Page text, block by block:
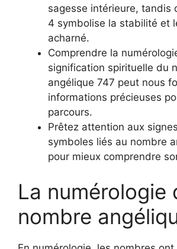
sagesse intérieure, tandis
4 symbolise la stabilité et
acharné.
Comprendre la
signification spirituelle du
angélique 747 peut nous
informations précieuses
parcours.
Prêtez attention aux
symboles liés au nombre
pour mieux comprendre
La numérologie
nombre